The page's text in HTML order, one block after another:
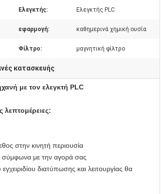
Ελεγκτής: Ελεγκτής PLC
εφαρμογή: καθημερινά χημική ουσία
Φίλτρο: μαγνητική φίλτρο
κατασκευής
με τον ελεγκτή PLC
λεπτομέρειες:
στην κινητή περιουσία
με την αγορά σας
διατύπωσης και λειτουργίας θα